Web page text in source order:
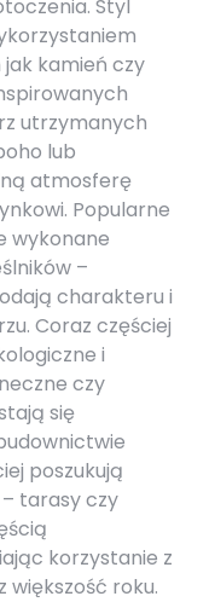
Styl
kamień czy
utrzymanych
lub
atmosferę
Popularne
wykonane
–
charakteru i
Coraz częściej
i
czy
się
poszukują
tarasy czy
korzystanie z
większość roku.